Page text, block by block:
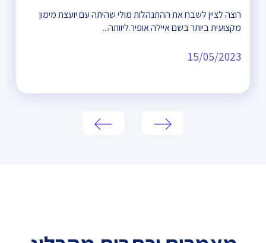
רוצה לציין לשבח את ההתנהלות מולי שהיתה עם יועצת מימון
מקצועית ביותר בשם איילה אופיר.ליוותה...
15/05/2023